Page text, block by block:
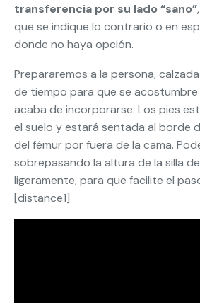
transferencia por su lado “sano”
que se indique lo contrario o en
donde no haya opción.
Prepararemos a la persona,
de tiempo para que se
acaba de incorporarse. Los pies
el suelo y estará sentada al borde
del fémur por fuera de la cama.
sobrepasando la altura de la silla
ligeramente, para que facilite el
[distance1]